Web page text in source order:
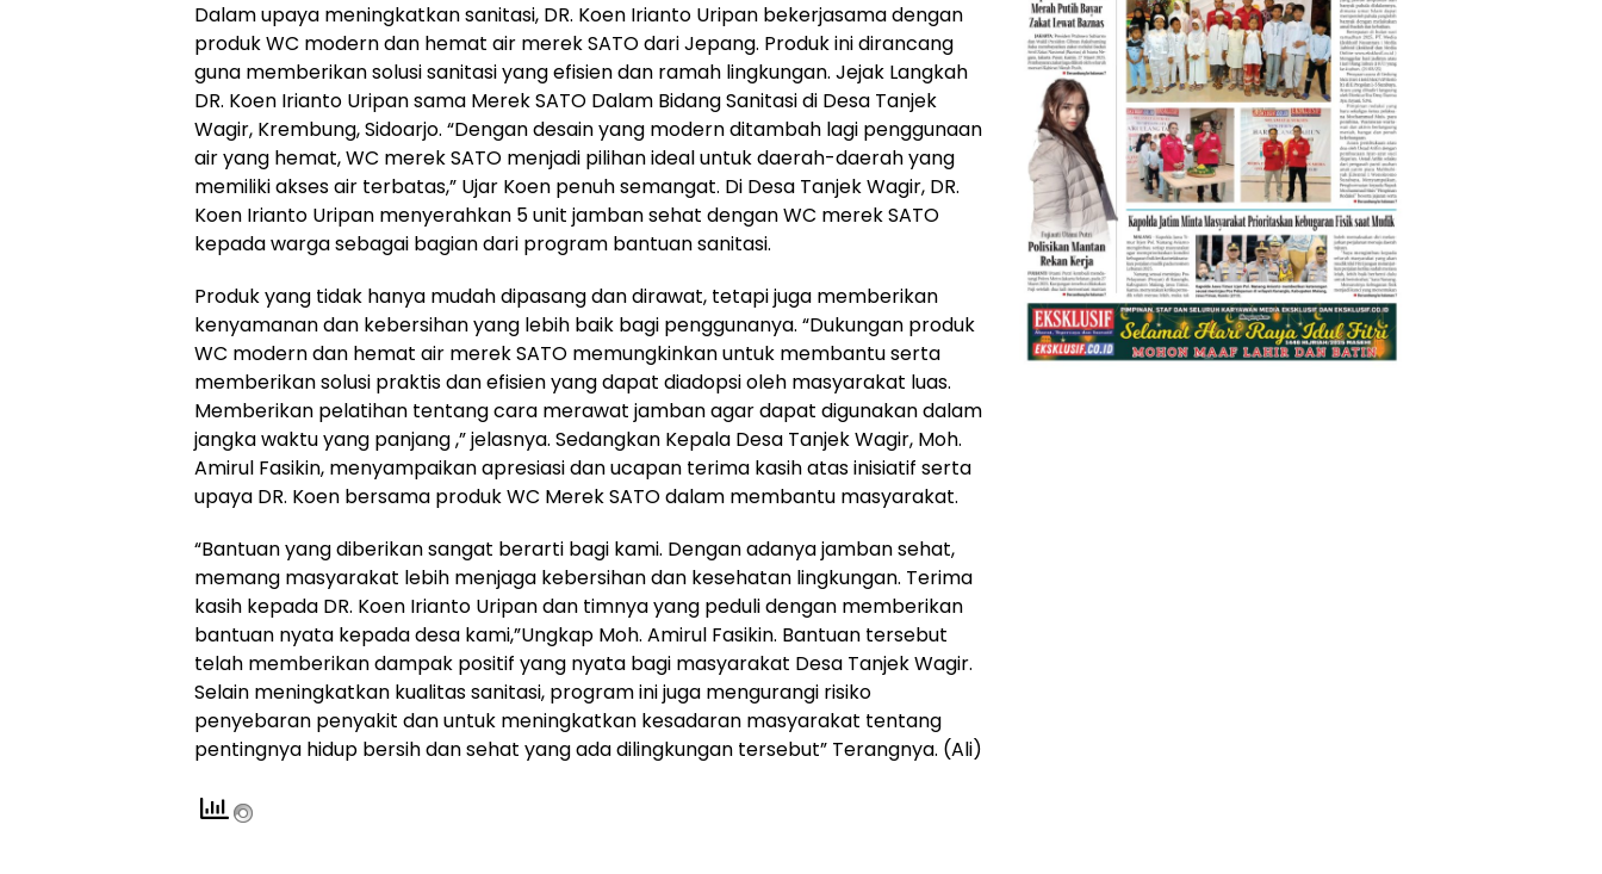
Dalam upaya meningkatkan sanitasi, DR. Koen Irianto Uripan bekerjasama dengan
produk WC modern dan hemat air merek SATO dari Jepang. Produk ini dirancang
guna memberikan solusi sanitasi yang efisien dan ramah lingkungan. Jejak Langkah
DR. Koen Irianto Uripan sama Merek SATO Dalam Bidang Sanitasi di Desa Tanjek
Wagir, Krembung, Sidoarjo. “Dengan desain yang modern ditambah lagi penggunaan
air yang hemat, WC merek SATO menjadi pilihan ideal untuk daerah-daerah yang
memiliki akses air terbatas,” Ujar Koen penuh semangat. Di Desa Tanjek Wagir, DR.
Koen Irianto Uripan menyerahkan 5 unit jamban sehat dengan WC merek SATO
kepada warga sebagai bagian dari program bantuan sanitasi.
Produk yang tidak hanya mudah dipasang dan dirawat, tetapi juga memberikan
kenyamanan dan kebersihan yang lebih baik bagi penggunanya. “Dukungan produk
WC modern dan hemat air merek SATO memungkinkan untuk membantu serta
memberikan solusi praktis dan efisien yang dapat diadopsi oleh masyarakat luas.
Memberikan pelatihan tentang cara merawat jamban agar dapat digunakan dalam
jangka waktu yang panjang ,” jelasnya. Sedangkan Kepala Desa Tanjek Wagir, Moh.
Amirul Fasikin, menyampaikan apresiasi dan ucapan terima kasih atas inisiatif serta
upaya DR. Koen bersama produk WC Merek SATO dalam membantu masyarakat.
“Bantuan yang diberikan sangat berarti bagi kami. Dengan adanya jamban sehat,
memang masyarakat lebih menjaga kebersihan dan kesehatan lingkungan. Terima
kasih kepada DR. Koen Irianto Uripan dan timnya yang peduli dengan memberikan
bantuan nyata kepada desa kami,”Ungkap Moh. Amirul Fasikin. Bantuan tersebut
telah memberikan dampak positif yang nyata bagi masyarakat Desa Tanjek Wagir.
Selain meningkatkan kualitas sanitasi, program ini juga mengurangi risiko
penyebaran penyakit dan untuk meningkatkan kesadaran masyarakat tentang
pentingnya hidup bersih dan sehat yang ada dilingkungan tersebut” Terangnya. (Ali)